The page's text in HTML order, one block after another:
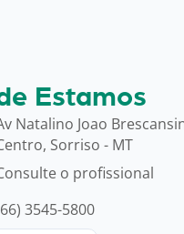
Estamos
Natalino Joao
Sorriso - MT
o profissional
3545-5800